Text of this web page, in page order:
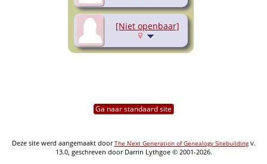
[Niet openbaar]
Ga naar standaard site
Deze site werd aangemaakt doorThe Next Generation of Genealogy Sitebuildingv.
13.0, geschreven door Darrin Lythgoe © 2001-2026.